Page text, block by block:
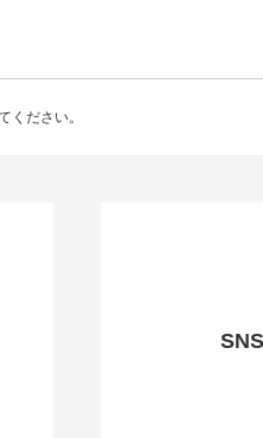
ください。